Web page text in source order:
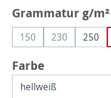
Grammatur g/m²
150(Diese Option ist
230(Diese250
Farbe